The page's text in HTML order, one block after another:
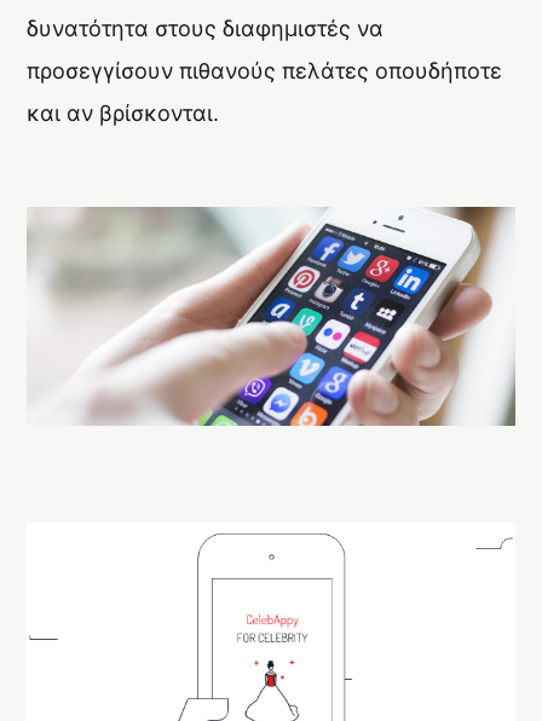
δυνατότητα στους διαφημιστές να
προσεγγίσουν πιθανούς πελάτες οπουδήποτε
και αν βρίσκονται.